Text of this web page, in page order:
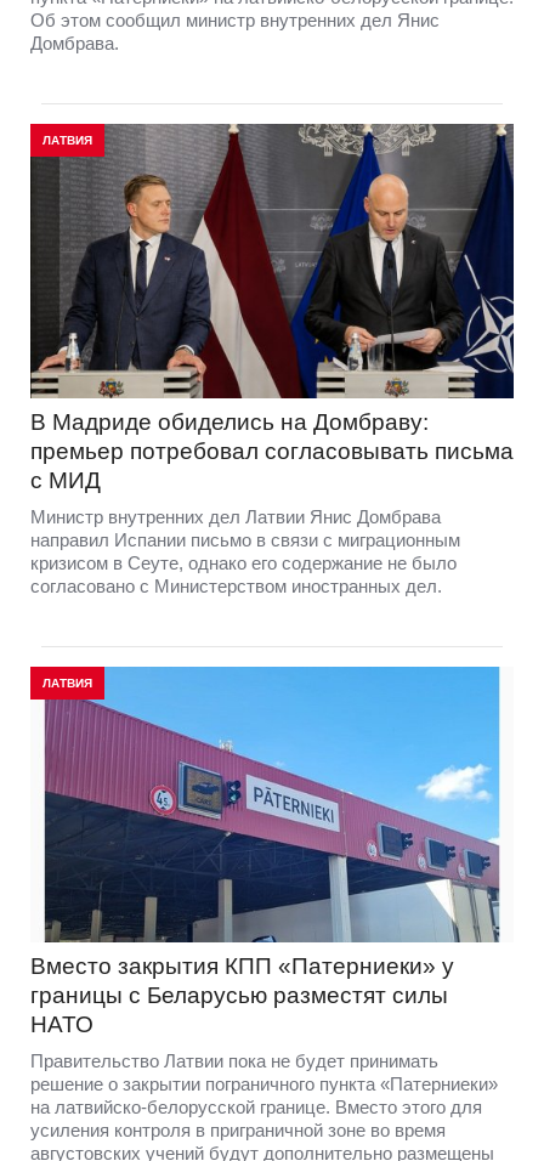
Об этом сообщил министр внутренних дел Янис
Домбрава.
ЛАТВИЯ
В Мадриде обиделись на Домбраву:
премьер потребовал согласовывать письма
с МИД
Министр внутренних дел Латвии Янис Домбрава
направил Испании письмо в связи с миграционным
кризисом в Сеуте, однако его содержание не было
согласовано с Министерством иностранных дел.
ЛАТВИЯ
Вместо закрытия КПП «Патерниеки» у
границы с Беларусью разместят силы
НАТО
Правительство Латвии пока не будет принимать
решение о закрытии пограничного пункта «Патерниеки»
на латвийско-белорусской границе. Вместо этого для
усиления контроля в приграничной зоне во время
августовских учений будут дополнительно размещены